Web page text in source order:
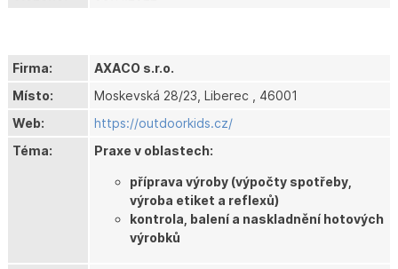
Firma:
AXACO s.r.o.
Místo:
Moskevská 28/23, Liberec , 46001
Web:
https://outdoorkids.cz/
Téma:
Praxe v oblastech:
příprava výroby (výpočty spotřeby,
výroba etiket a reflexů)
kontrola, balení a naskladnění hotových
výrobků